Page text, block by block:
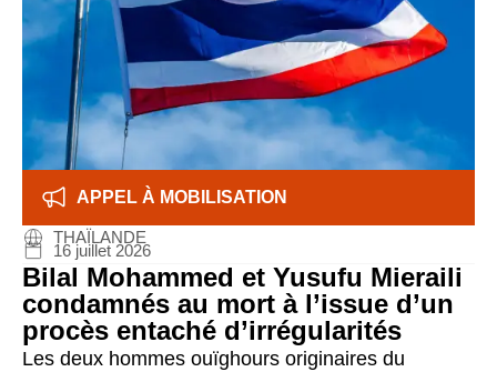
APPEL À MOBILISATION
THAÏLANDE
16 juillet 2026
Bilal Mohammed et Yusufu Mieraili
condamnés au mort à l’issue d’un
procès entaché d’irrégularités
Les deux hommes ouïghours originaires du